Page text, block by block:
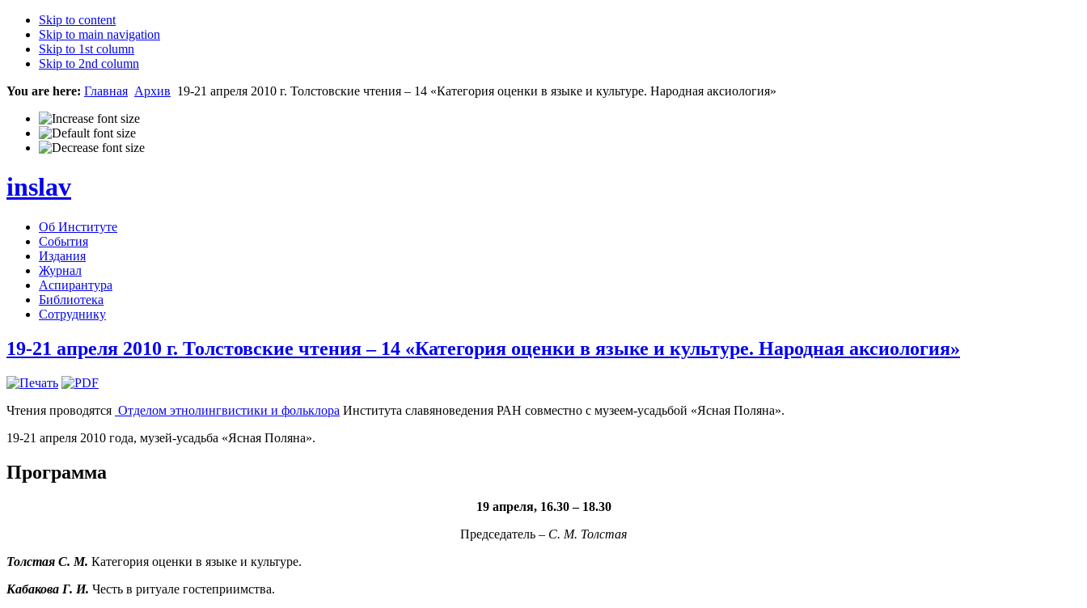
Skip to content
Skip to main navigation
Skip to 1st column
Skip to 2nd column
You are here: Главная Архив 19-21 апреля 2010 г. Толстовские чтения – 14 «Категория оценки в языке и культуре. Народная аксиология»
inslav
Об Институте
События
Издания
Журнал
Аспирантура
Библиотека
Сотруднику
19-21 апреля 2010 г. Толстовские чтения – 14 «Категория оценки в языке и культуре. Народная аксиология»
Чтения проводятся Отделом этнолингвистики и фольклора Института славяноведения РАН совместно с музеем-усадьбой «Ясная Поляна».
19-21 апреля 2010 года, музей-усадьба «Ясная Поляна».
Программа
19 апреля, 16.30 – 18.30
Председатель – С. М. Толстая
Толстая С. М. Категория оценки в языке и культуре.
Кабакова Г. И. Честь в ритуале гостеприимства.